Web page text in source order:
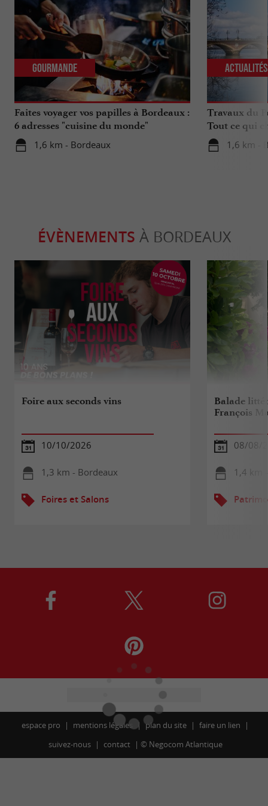
Faites voyager vos papilles à Bordeaux :
6 adresses "cuisine du monde"
1,6 km - Bordeaux
Gourmande
Travaux du
Tout ce qui
1,6 km -
Actualités
ÉVÈNEMENTS À BORDEAUX
Foire aux seconds vins
10/10/2026
1,3 km - Bordeaux
Foires et Salons
Balade
François
08/08/
1,4 km
espace pro mentions légales plan du site
faire un lien
suivez-nous
contact © Negocom Atlantique